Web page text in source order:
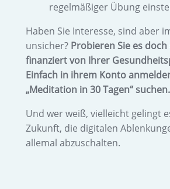
regelmäßiger Übung
Haben Sie Interesse, sind aber
unsicher? Probieren Sie es doch
finanziert von Ihrer
Einfach in ihrem Konto
„Meditation in 30 Tagen“ suchen.
Und wer weiß, vielleicht gelingt
Zukunft, die digitalen
allemal abzuschalten.